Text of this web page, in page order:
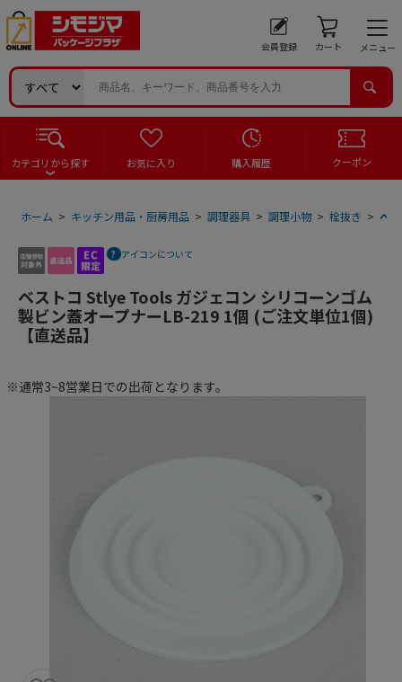
会員登録 カート メニュー
カテゴリから探す お気に入り 購入履歴 クーポン
ホーム > キッチン用品・厨房用品 > 調理器具 > 調理小物 > 栓抜き > ベ
アイコンについて
ベストコ Stlye Tools ガジェコン シリコーンゴム
製ビン蓋オープナーLB-219 1個 (ご注文単位1個)
【直送品】
※通常3~8営業日での出荷となります。